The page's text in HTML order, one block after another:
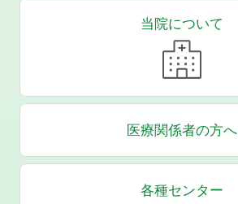
当院について
医療関係者の方へ
各種センター